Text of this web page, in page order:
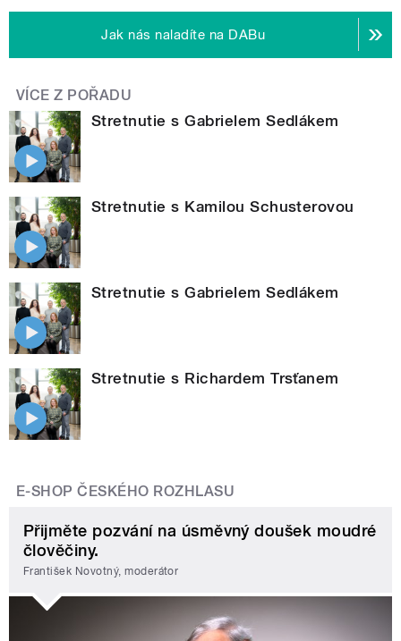
Jak nás naladíte na DABu
VÍCE Z POŘADU
Stretnutie s Gabrielem Sedlákem
Stretnutie s Kamilou Schusterovou
Stretnutie s Gabrielem Sedlákem
Stretnutie s Richardem Trsťanem
E-SHOP ČESKÉHO ROZHLASU
Přijměte pozvání na úsměvný doušek moudré
člověčiny.
František Novotný, moderátor